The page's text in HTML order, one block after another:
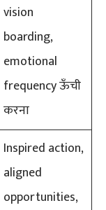
vision
boarding,
emotional
frequency ऊँची
करना
Inspired action,
aligned
opportunities,